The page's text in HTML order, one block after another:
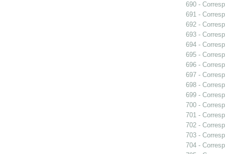
690 -
691 -
692 -
693 -
694 -
695 -
696 -
697 -
698 -
699 -
700 -
701 -
702 -
703 -
704 -